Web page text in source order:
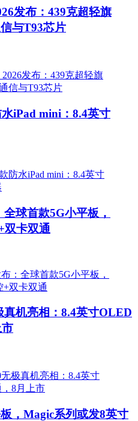
发布：439克超轻旗
与T93芯片
iPad mini：8.4英寸
球首款5G小平板，
双卡双通
机亮相：8.4英寸OLED
，Magic系列或发8英寸